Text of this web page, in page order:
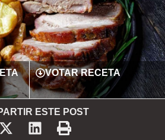
VOTAR RECETA
ESTE POST